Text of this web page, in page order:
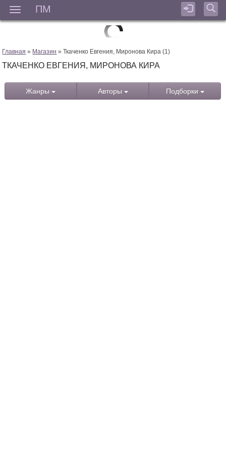
ПМ
Главная » Магазин » Ткаченко Евгения, Миронова Кира (1)
ТКАЧЕНКО ЕВГЕНИЯ, МИРОНОВА КИРА
Жанры Авторы Подборки